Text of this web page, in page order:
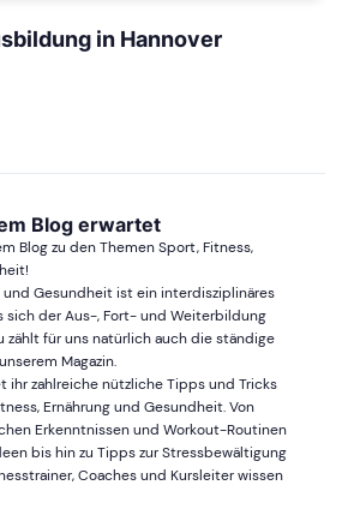
in Hannover
Blog erwartet
Blog zu den Themen Sport, Fitness,
Gesundheit ist ein interdisziplinäres
sich der Aus-, Fort- und Weiterbildung
zählt für uns natürlich auch die ständige
Magazin.
ihr zahlreiche nützliche Tipps und Tricks
Ernährung und Gesundheit. Von
Erkenntnissen und Workout-Routinen
bis hin zu Tipps zur Stressbewältigung
Coaches und Kursleiter wissen